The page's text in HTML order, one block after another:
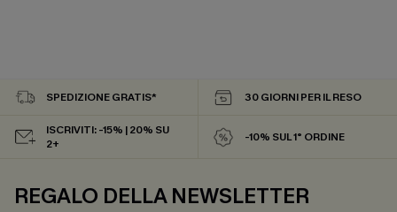
SPEDIZIONE GRATIS* 30 GIORNI PER IL RESO
ISCRIVITI: -15% | 20% SU
2+
-10% SUL 1° ORDINE
REGALO DELLA NEWSLETTER